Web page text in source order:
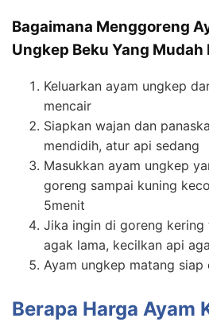
Bagaimana Menggoreng
Ungkep Beku Yang Mudah
Keluarkan ayam ungkep
mencair
Siapkan wajan dan
mendidih, atur api sedang
Masukkan ayam ungkep
goreng sampai kuning
5menit
Jika ingin di goreng
agak lama, kecilkan api
Ayam ungkep matang siap
Berapa Harga Ayam